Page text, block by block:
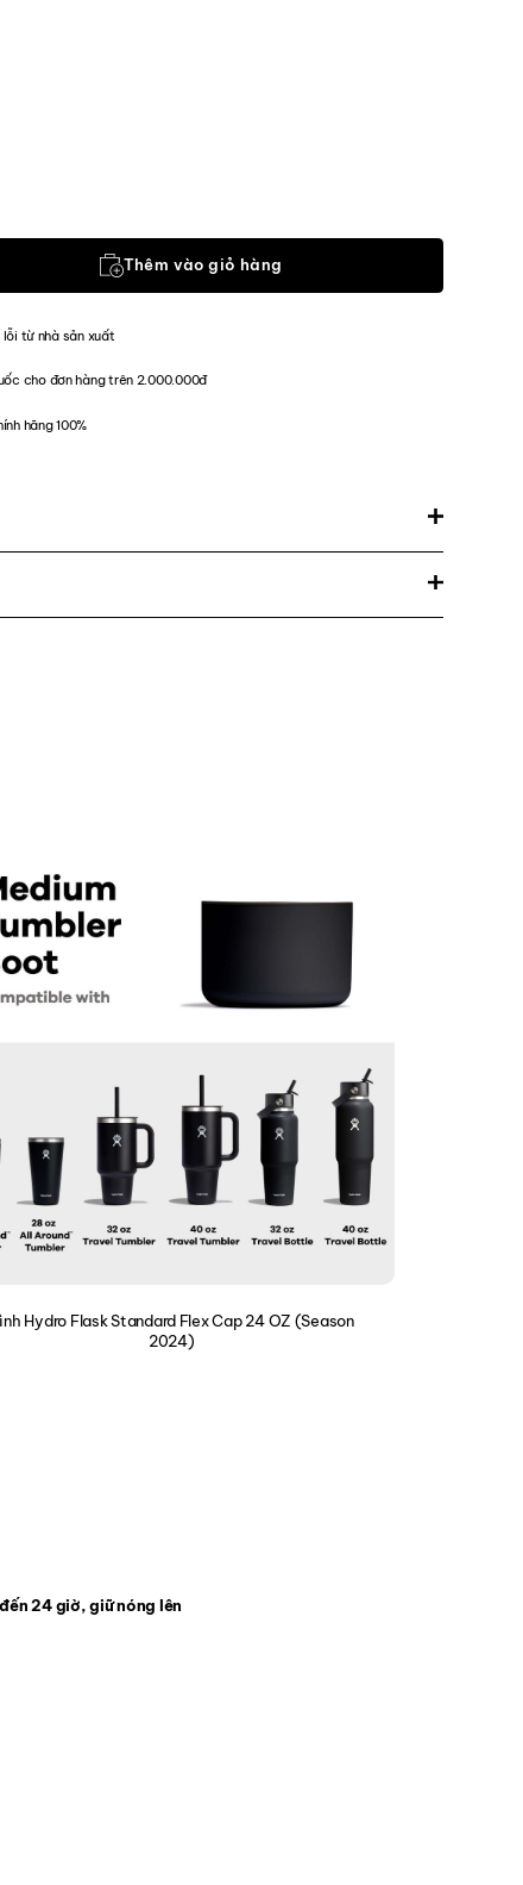
Flex Cap 24 OZ (Season 2024) số lượng
Thêm vào giỏ hàng
từ nhà sản xuất
cho đơn hàng trên 2.000.000đ
hãng 100%
Hydro Flask Standard Flex Cap 24 OZ (Season
2024)
24 giờ, giữ nóng lên